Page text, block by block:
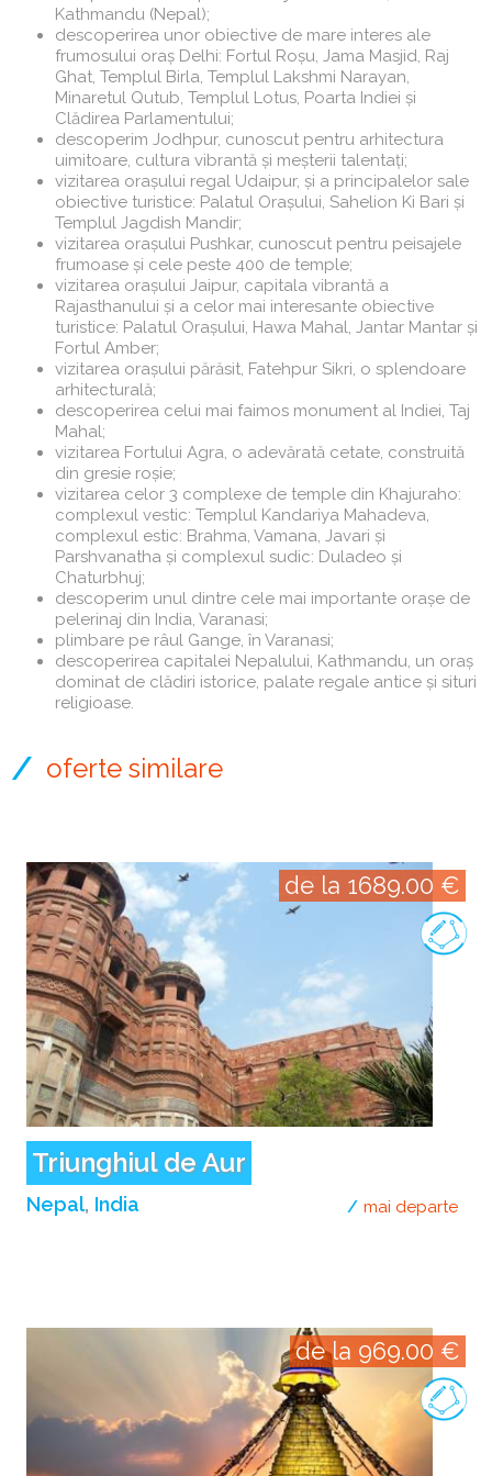
Kathmandu (Nepal);
descoperirea unor obiective de mare interes ale
frumosului oraș Delhi: Fortul Roșu, Jama Masjid, Raj
Ghat, Templul Birla, Templul Lakshmi Narayan,
Minaretul Qutub, Templul Lotus, Poarta Indiei și
Clădirea Parlamentului;
descoperim Jodhpur, cunoscut pentru arhitectura
uimitoare, cultura vibrantă și meșterii talentați;
vizitarea orașului regal Udaipur, și a principalelor sale
obiective turistice: Palatul Orașului, Sahelion Ki Bari și
Templul Jagdish Mandir;
vizitarea orașului Pushkar, cunoscut pentru peisajele
frumoase și cele peste 400 de temple;
vizitarea orașului Jaipur, capitala vibrantă a
Rajasthanului și a celor mai interesante obiective
turistice: Palatul Orașului, Hawa Mahal, Jantar Mantar și
Fortul Amber;
vizitarea orașului părăsit, Fatehpur Sikri, o splendoare
arhitecturală;
descoperirea celui mai faimos monument al Indiei, Taj
Mahal;
vizitarea Fortului Agra, o adevărată cetate, construită
din gresie roșie;
vizitarea celor 3 complexe de temple din Khajuraho:
complexul vestic: Templul Kandariya Mahadeva,
complexul estic: Brahma, Vamana, Javari și
Parshvanatha și complexul sudic: Duladeo și
Chaturbhuj;
descoperim unul dintre cele mai importante orașe de
pelerinaj din India, Varanasi;
plimbare pe râul Gange, în Varanasi;
descoperirea capitalei Nepalului, Kathmandu, un oraș
dominat de clădiri istorice, palate regale antice și situri
religioase.
oferte similare
Triunghiul de Aur
Nepal India
de la 1689.00 €
mai departe
de la 969.00 €